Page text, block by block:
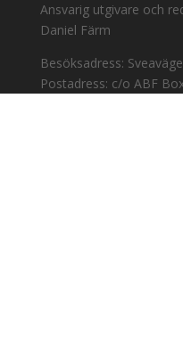
Ansvarig utgivare och
Daniel Färm
Besöksadress:
Postadress: c/o ABF